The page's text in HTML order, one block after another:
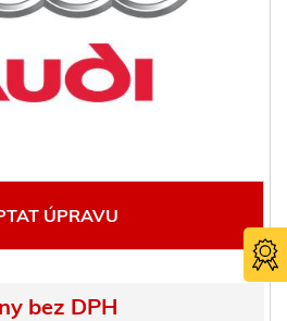
ÚPRAVU
bez DPH